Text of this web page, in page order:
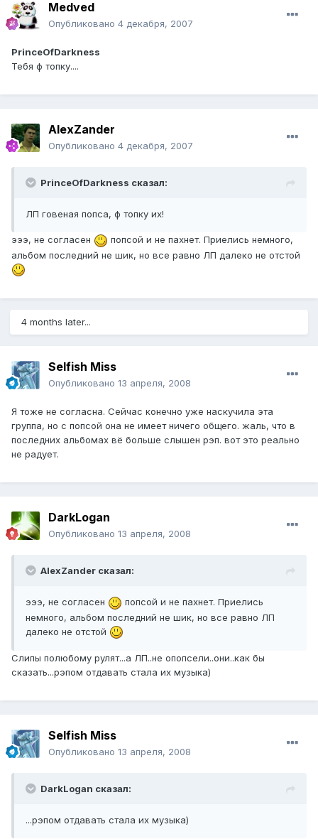
Medved
Опубликовано 4 декабря, 2007
PrinceOfDarkness
Тебя ф топку....
AlexZander
Опубликовано 4 декабря, 2007
PrinceOfDarkness сказал:
ЛП говеная попса, ф топку их!
эээ, не согласен
попсой и не пахнет. Приелись немного,
альбом последний не шик, но все равно ЛП далеко не отстой
4 months later...
Selfish Miss
Опубликовано 13 апреля, 2008
Я тоже не согласна. Сейчас конечно уже наскучила эта
группа, но с попсой она не имеет ничего общего. жаль, что в
последних альбомах вё больше слышен рэп. вот это реально
не радует.
DarkLogan
Опубликовано 13 апреля, 2008
AlexZander сказал:
эээ, не согласен
попсой и не пахнет. Приелись
немного, альбом последний не шик, но все равно ЛП
далеко не отстой
Слипы полюбому рулят...а ЛП..не опопсели..они..как бы
сказать...рэпом отдавать стала их музыка)
Selfish Miss
Опубликовано 13 апреля, 2008
DarkLogan сказал:
...рэпом отдавать стала их музыка)